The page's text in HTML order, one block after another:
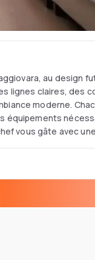
au
lignes claires, des
moderne.
vous gâte avec